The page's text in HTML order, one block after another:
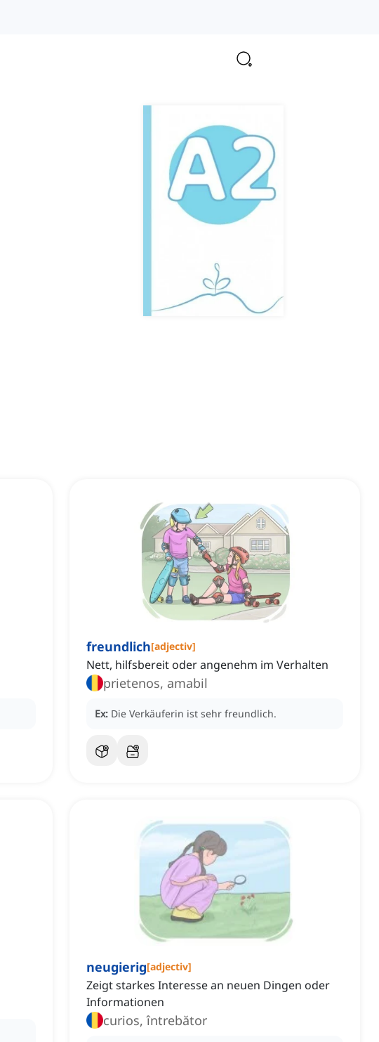
freundlich[adjectiv]
Nett, hilfsbereit oder angenehm im Verhalten
prietenos, amabil
Ex: Die Verkäuferin ist sehr freundlich.
neugierig[adjectiv]
Zeigt starkes Interesse an neuen Dingen oder
Informationen
curios, întrebător